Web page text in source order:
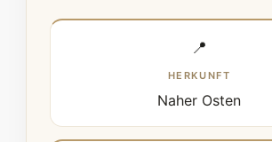
📍
HERKUNFT
Naher Osten